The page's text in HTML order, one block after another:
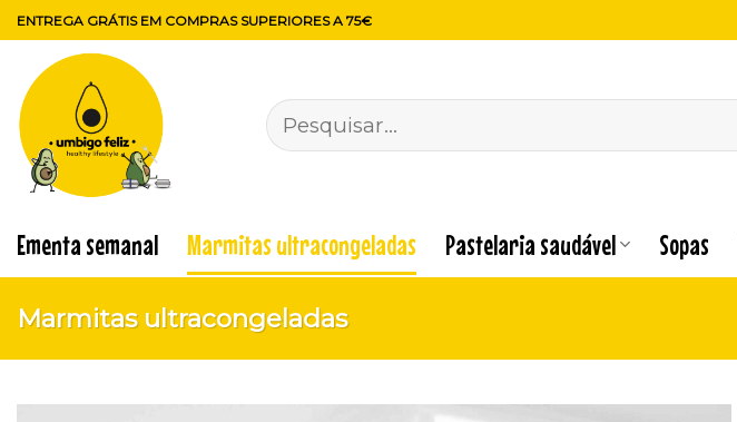
Skip
to
content
ENTREGA GRÁTIS EM COMPRAS SUPERIORES A 75€
Pesquisar
por:
Ementa semanal Marmitas ultracongeladas Pastelaria saudável Sopas
Marmitas ultracongeladas